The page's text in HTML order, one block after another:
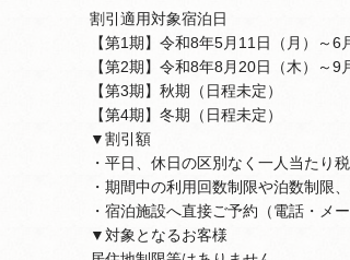
割引適用対象宿泊日
【第1期】令和8年5月11日（月）～
【第2期】令和8年8月20日（木）～
【第3期】秋期（日程未定）
【第4期】冬期（日程未定）
▼割引額
・平日、休日の区別なく一人当たり
・期間中の利用回数制限や泊数制限
・宿泊施設へ直接ご予約（電話・メ
▼対象となるお客様